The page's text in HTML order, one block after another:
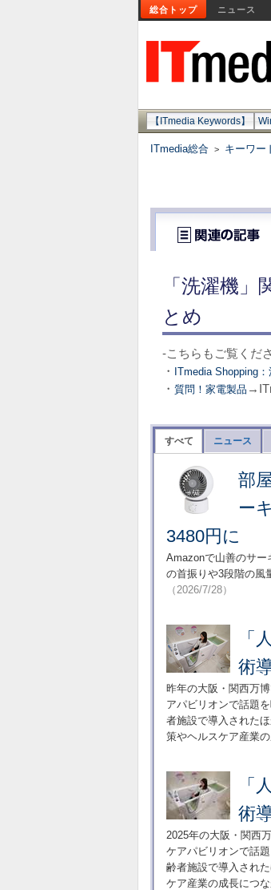
総合トップ ニュース
【ITmedia Keywords】
ITmedia総合 > キーワー
「洗濯機
とめ
-こちらもご覧くだ
・
ITmedia Shopping
・ 質問！家電製品
すべて ニュース
部
ー
3480円に
Amazonで山善のサー
の首振りや3段階の風
（2026/7/28）
「
術
昨年の大阪・関西万
アパビリオンで話題
者施設で導入された
策やヘルスケア産業
「
術
2025年の大阪・関西
ケアパビリオンで話
齢者施設で導入され
ケア産業の成長につな